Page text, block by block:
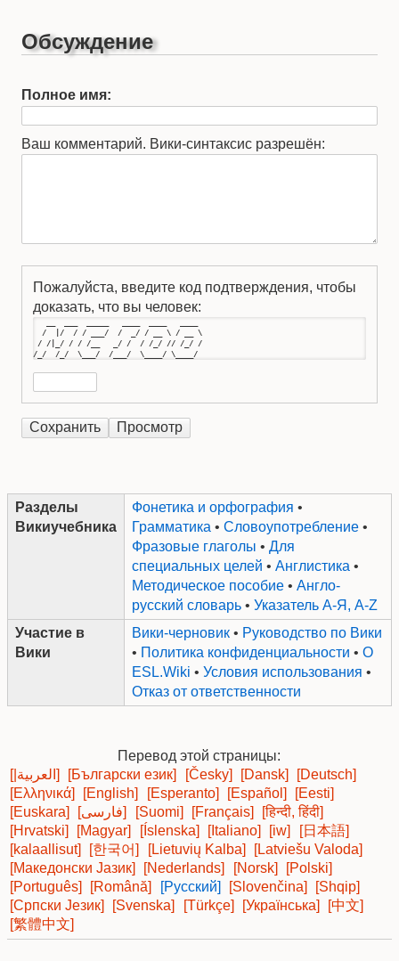
Обсуждение
Полное имя:
Ваш комментарий. Вики-синтаксис разрешён:
Пожалуйста, введите код подтверждения, чтобы
доказать, что вы человек:
  /  |/  / / ___/  /  _/ / __ \ / __ \
/ /|_/ / / /__   _/ /  / /_/ // /_/ /
/_/  /_/  \___/  /___/  \____/ \____/
Разделы
Викиучебника
Фонетика и орфография •
Грамматика • Словоупотребление •
Фразовые глаголы • Для
специальных целей • Англистика •
Методическое пособие • Англо-
русский словарь • Указатель А-Я, A-Z
Участие в
Вики
Вики-черновик • Руководство по Вики
• Политика конфиденциальности • О
ESL.Wiki • Условия использования •
Отказ от ответственности
Перевод этой страницы:
[|العربية]
[Български език] [Česky] [Dansk]
[Deutsch]
[Ελληνικά]
[English] [Esperanto] [Español]
[Eesti]
[Euskara]
[فارسی] [Suomi] [Français]
[हिन्दी, हिंदी]
[Hrvatski]
[Magyar] [Íslenska] [Italiano] [iw]
[日本語]
[kalaallisut]
[한국어] [Lietuvių Kalba]
[Latviešu Valoda]
[Македонски Јазик]
[Nederlands] [Norsk]
[Polski]
[Português]
[Română] [Русский] [Slovenčina]
[Shqip]
[Српски Језик]
[Svenska] [Türkçe] [Українська]
[中文]
[繁體中文]